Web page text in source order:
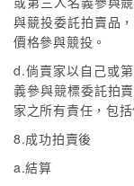
與競投委託拍賣品
價格參與競投。
d.倘賣家以自己或
義參與競標委託拍
家之所有責任，包
8.成功拍賣後
a.結算